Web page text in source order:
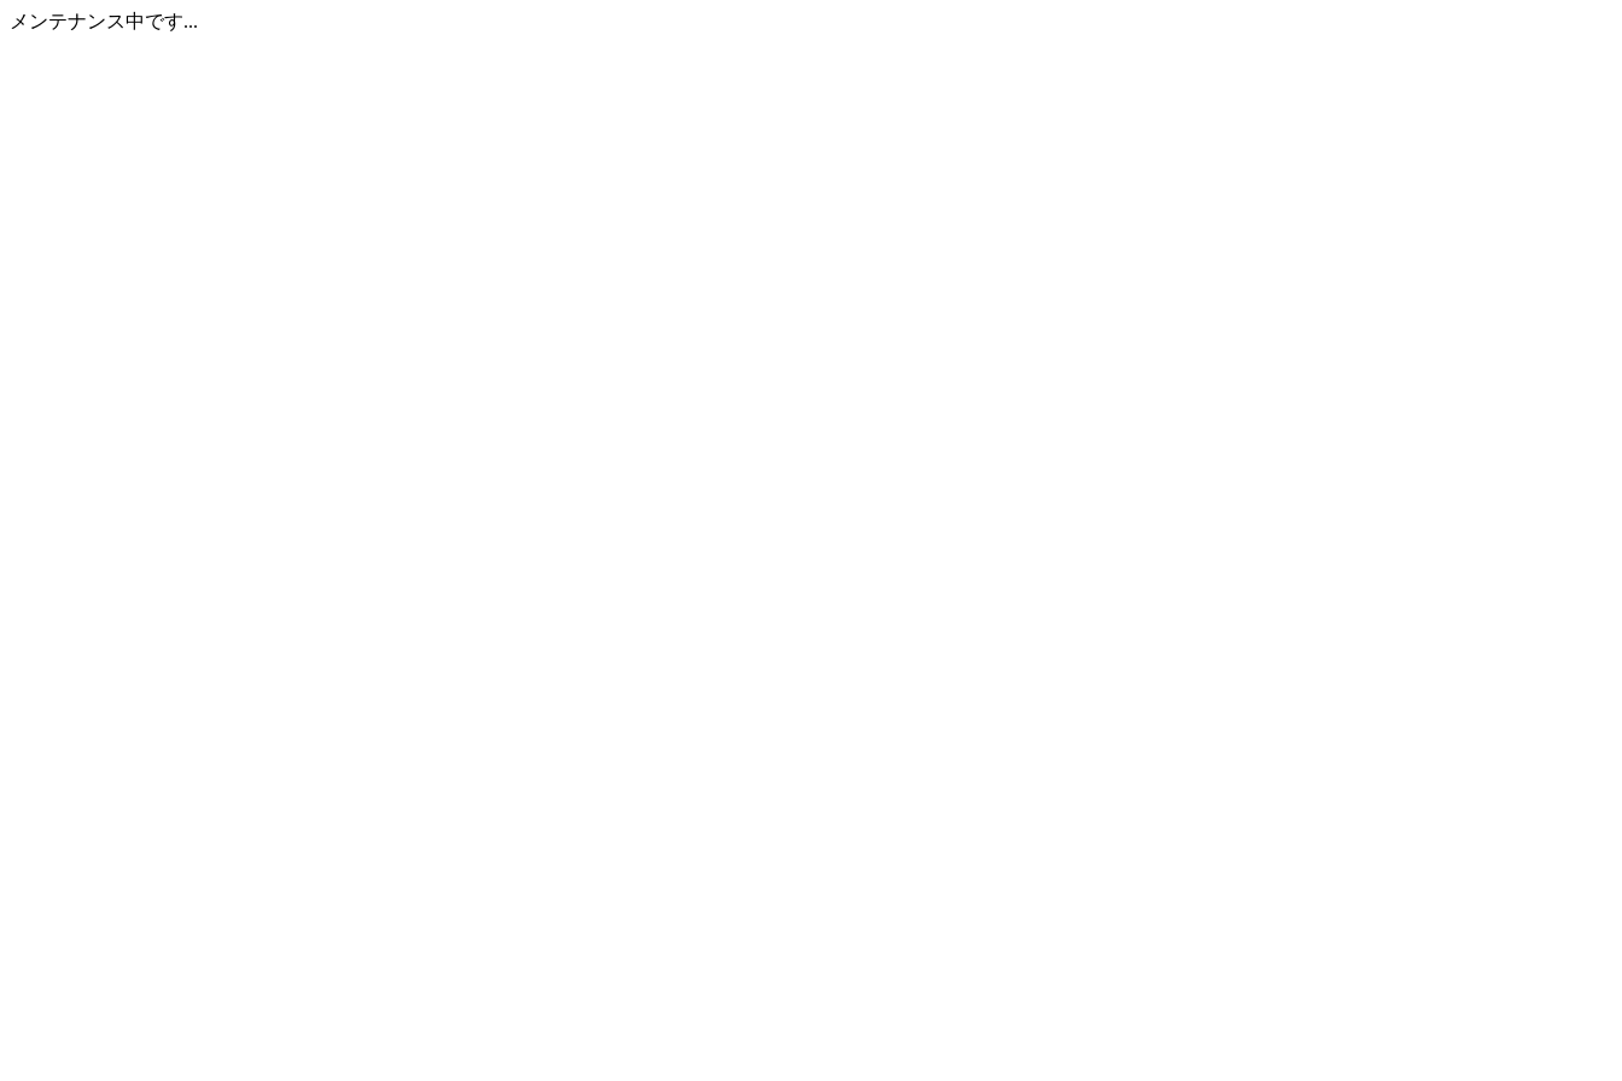
メンテナンス中です...